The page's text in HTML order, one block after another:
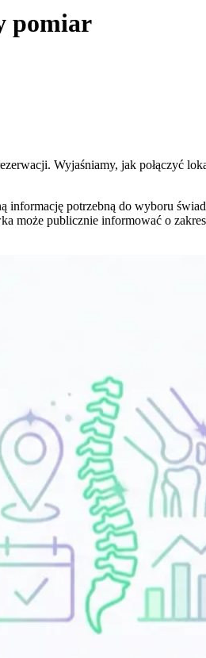
pomiar
Wyjaśniamy, jak połączyć
potrzebną do wyboru
może publicznie informować o